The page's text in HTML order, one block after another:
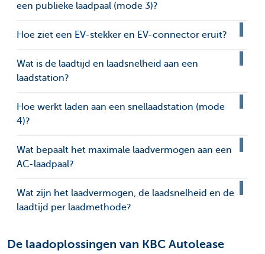
een publieke laadpaal (mode 3)?
Hoe ziet een EV-stekker en EV-connector eruit?
Wat is de laadtijd en laadsnelheid aan een
laadstation?
Hoe werkt laden aan een snellaadstation (mode
4)?
Wat bepaalt het maximale laadvermogen aan een
AC-laadpaal?
Wat zijn het laadvermogen, de laadsnelheid en de
laadtijd per laadmethode?
De laadoplossingen van KBC Autolease